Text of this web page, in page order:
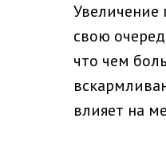
Увеличение
свою
что чем
влияет на